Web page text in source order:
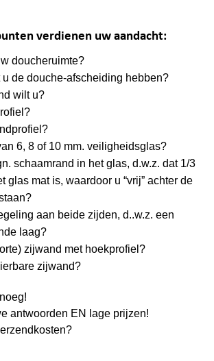
verdienen uw aandacht:
doucheruimte?
u de douche-afscheiding hebben?
wilt u?
6, 8 of 10 mm. veiligheidsglas?
schaamrand in het glas, d.w.z. dat 1/3
glas mat is, waardoor u “vrij” achter de
aan beide zijden, d..w.z. een
laag?
zijwand met hoekprofiel?
zijwand?
antwoorden EN lage prijzen!